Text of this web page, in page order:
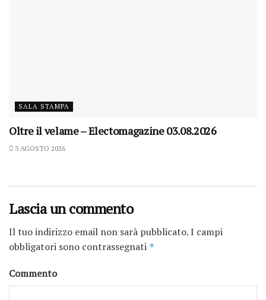
SALA STAMPA
Oltre il velame – Electomagazine 03.08.2026
3 AGOSTO 2026
Lascia un commento
Il tuo indirizzo email non sarà pubblicato.I campi
obbligatori sono contrassegnati *
Commento